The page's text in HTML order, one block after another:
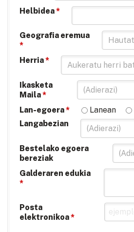
Helbidea*
Geografia eremua
*
Herria*
Ikasketa
Maila*
Lan-egoera* Lanean
Langabezian
Bestelako egoera
bereziak
Galderaren edukia
*
Posta
elektronikoa*